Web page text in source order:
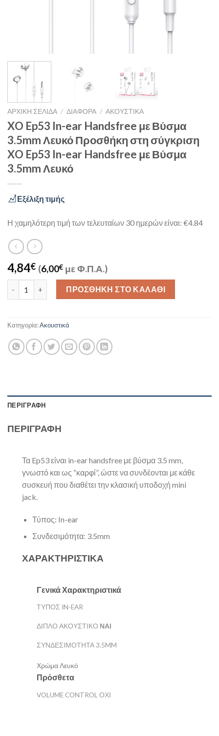
ΑΡΧΙΚΉ ΣΕΛΊΔΑ / ΔΙΑΦΟΡΑ / ΑΚΟΥΣΤΙΚΆ
XO Ep53 In-ear Handsfree με Βύσμα
3.5mm Λευκό Προσθήκη στη σύγκριση
XO Ep53 In-ear Handsfree με Βύσμα
3.5mm Λευκό
Εξέλιξη τιμής
Η χαμηλότερη τιμή των τελευταίων 30 ημερών είναι: €4.84
4,84€ (6,00€ με Φ.Π.Α.)
XO Ep53 In-ear Handsfree με Βύσμα 3.5mm Λευκό Προσθήκη
ΠΡΟΣΘΉΚΗ ΣΤΟ ΚΑΛΆΘΙ
Κατηγορία:Ακουστικά
ΠΕΡΙΓΡΑΦΉ
ΠΕΡΙΓΡΑΦΉ
Τα Ep53 είναι in-ear handsfree με βύσμα 3.5 mm,
γνωστό και ως “καρφί”, ώστε να συνδέονται με κάθε
συσκευή που διαθέτει την κλασική υποδοχή mini
jack.
Τύπος: In-ear
Συνδεσιμότητα: 3.5mm
ΧΑΡΑΚΤΗΡΙΣΤΙΚΆ
Γενικά Χαρακτηριστικά
ΤΎΠΟΣ IN-EAR
ΔΙΠΛΌ ΑΚΟΥΣΤΙΚΌ ΝΑΙ
ΣΥΝΔΕΣΙΜΌΤΗΤΑ 3.5MM
ΧρώμαΛευκό
Πρόσθετα
VOLUME CONTROL ΌΧΙ